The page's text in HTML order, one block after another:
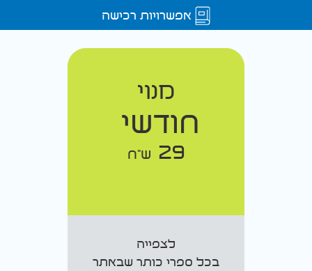
אפשרויות רכישה
מנוי
חודשי
29 ש"ח
לצפייה
בכל ספרי כותר שבאתר